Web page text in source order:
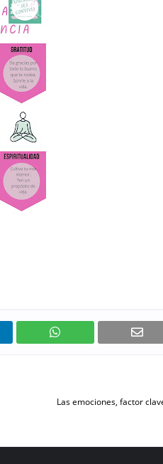
Las emociones, factor